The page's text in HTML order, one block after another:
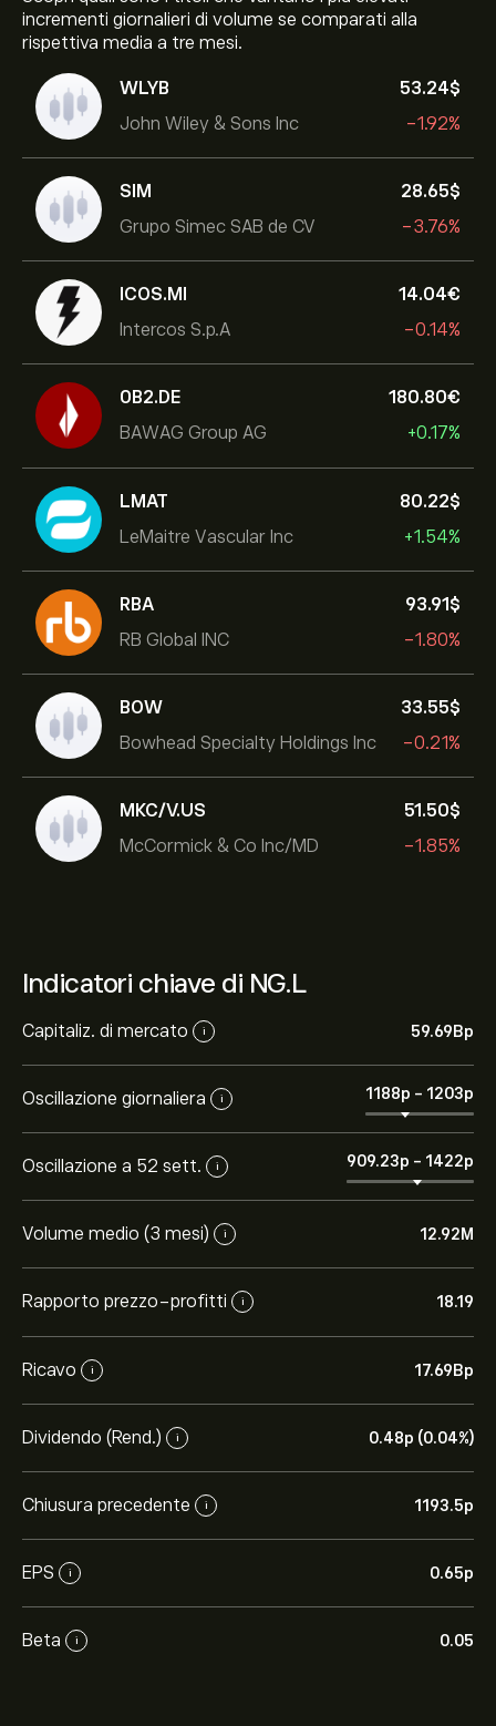
incrementi giornalieri di volume se comparati alla
rispettiva media a tre mesi.
WLYB
John Wiley & Sons Inc
53.24‎$‎
-1.92%
SIM
Grupo Simec SAB de CV
28.65‎$‎
-3.76%
ICOS.MI
Intercos S.p.A
14.04‎€‎
-0.14%
0B2.DE
BAWAG Group AG
180.80‎€‎
+0.17%
LMAT
LeMaitre Vascular Inc
80.22‎$‎
+1.54%
RBA
RB Global INC
93.91‎$‎
-1.80%
BOW
Bowhead Specialty Holdings Inc
33.55‎$‎
-0.21%
MKC/V.US
McCormick & Co Inc/MD
51.50‎$‎
-1.85%
Indicatori chiave di NG.L
Capitaliz. di mercato i 59.69B‎p‎
Oscillazione giornaliera i 1188‎p‎ - 1203‎p‎
Oscillazione a 52 sett. i 909.23‎p‎ - 1422‎p‎
Volume medio (3 mesi) i 12.92M
Rapporto prezzo-profitti i 18.19
Ricavo i 17.69B‎p‎
Dividendo (Rend.) i 0.48‎p‎ (0.04%)
Chiusura precedente i 1193.5‎p‎
EPS i 0.65‎p‎
Beta i 0.05